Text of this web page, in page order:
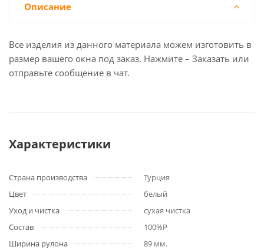
Описание
Все изделия из данного материала можем изготовить в
размер вашего окна под заказ. Нажмите – Заказать или
отправьте сообщение в чат.
Характеристики
Страна производства
Турция
Цвет
белый
Уход и чистка
сухая чистка
Состав
100%P
Ширина рулона
89 мм.